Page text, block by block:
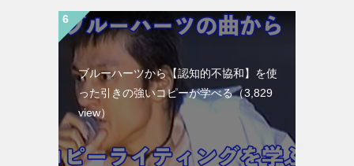
ブルーハーツから【認知的不協和】を使
った引きの強いコピーが学べる（3,829
view）